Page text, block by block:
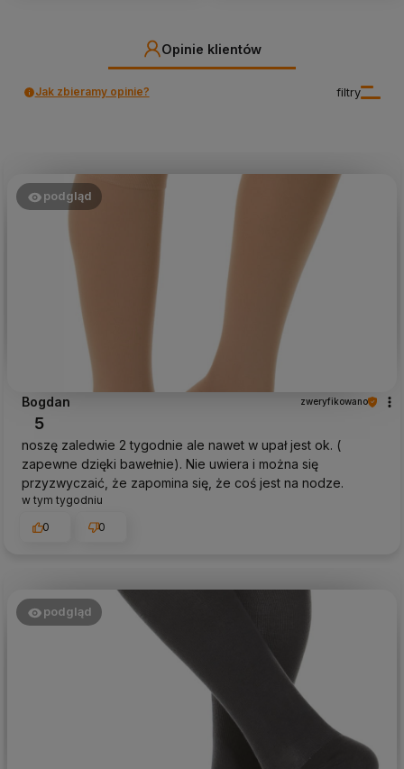
Opinie klientów
filtry
Jak zbieramy opinie?
podgląd
Bogdan zweryfikowano
5
noszę zaledwie 2 tygodnie ale nawet w upał jest ok. (
zapewne dzięki bawełnie). Nie uwiera i można się
przyzwyczaić, że zapomina się, że coś jest na nodze.
w tym tygodniu
0
0
podgląd